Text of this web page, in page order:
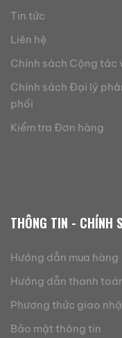
Tin tức
Liên hệ
Chính sách Cộng tác
Chính sách Đại lý
phối
Kiểm tra Đơn hàng
THÔNG TIN - CHÍNH
Hướng dẫn mua hàng
Hướng dẫn thanh
Phương thức giao
Bảo mật thông tin